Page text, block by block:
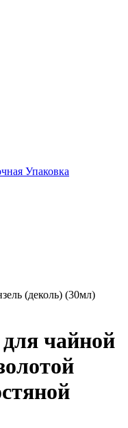
Упаковка
(деколь) (30мл)
чайной